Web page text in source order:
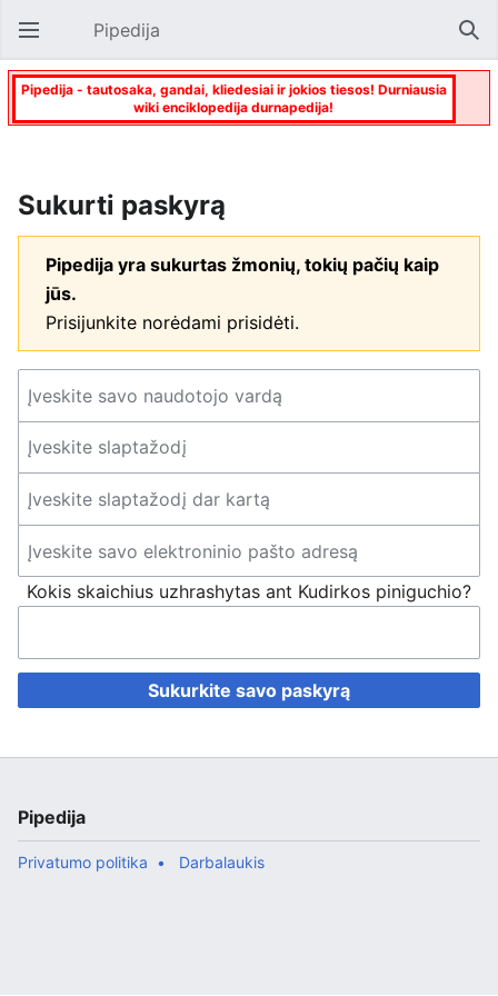
Atverti pagrindinį meniu Pipedija
Pipedija - tautosaka, gandai, kliedesiai ir jokios tiesos! Durniausia
wiki enciklopedija durnapedija!
Sukurti paskyrą
Pipedija yra sukurtas žmonių, tokių pačių kaip
jūs.
Prisijunkite norėdami prisidėti.
Kokis skaichius uzhrashytas ant Kudirkos piniguchio?
Sukurkite savo paskyrą
Pipedija
Privatumo politika Darbalaukis